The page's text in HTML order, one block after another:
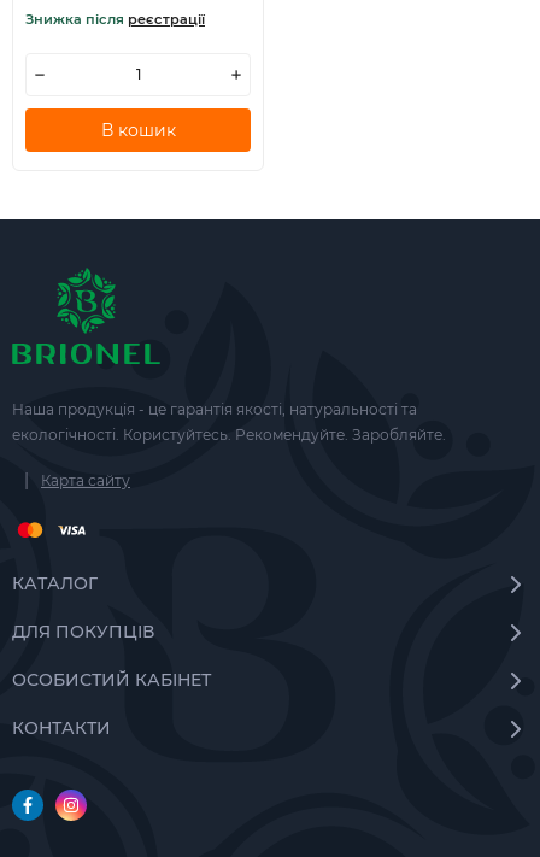
Знижка після реєстрації
В кошик
Наша продукція - це гарантія якості, натуральності та
екологічності. Користуйтесь. Рекомендуйте. Заробляйте.
| Карта сайту
КАТАЛОГ
ДЛЯ ПОКУПЦІВ
ОСОБИСТИЙ КАБІНЕТ
КОНТАКТИ